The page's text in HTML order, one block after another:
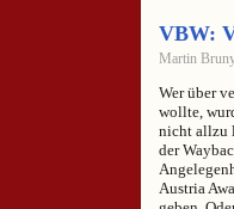
VBW:
Martin
Wer über
wollte,
nicht allzu
der
Austria